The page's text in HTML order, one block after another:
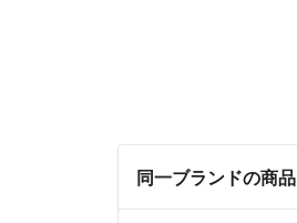
同一ブランドの商品